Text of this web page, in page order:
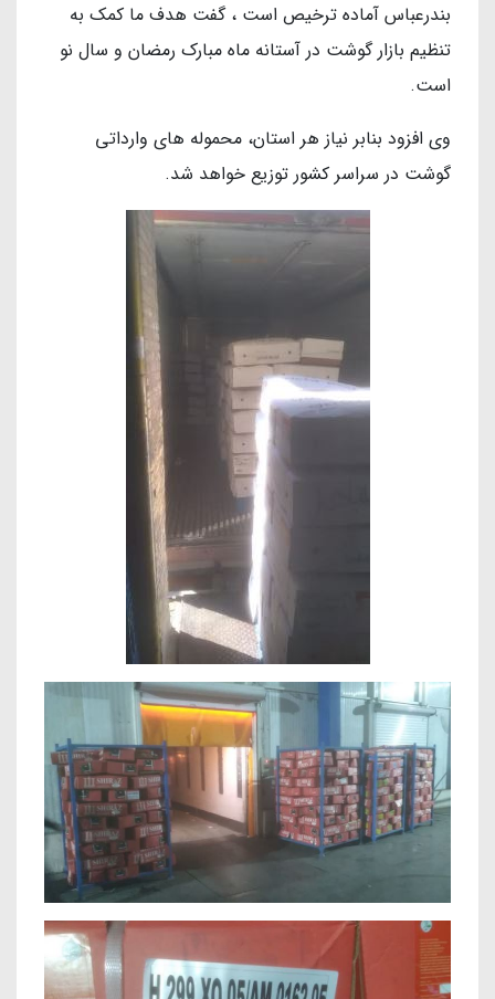
بندرعباس آماده ترخیص است ، گفت هدف ما کمک به
تنظیم بازار گوشت در آستانه ماه مبارک رمضان و سال نو
است.
وی افزود بنابر نیاز هر استان، محموله های وارداتی
گوشت در سراسر کشور توزیع خواهد شد.